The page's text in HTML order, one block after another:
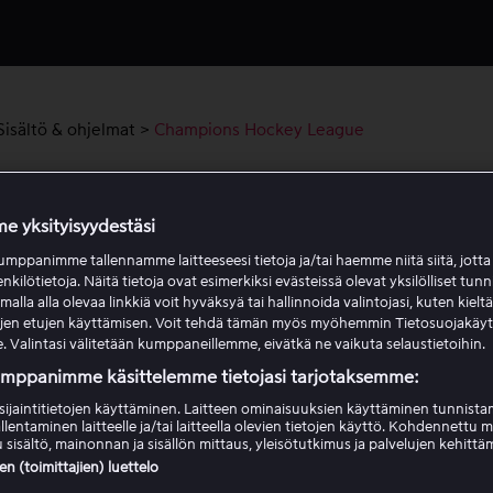
& ohjelmat > Champions Hockey League
vihdoin täällä! Viaplayn kautta näet kaikki kauden aikana
lukien suomalaisjoukkueiden ottelut. Näytämme
29. elokuuta 2025 alkaen, aina maaliskuussa 2026
finaaliin asti.
kannustamaan Ilvestä, Lukkoa ja KalPaa!
paketin tarvitsen CHL:n seuraamiseen?
yksityisyydestäsi
tallennamme laitteeseesi tietoja ja/tai haemme niitä siitä,
Näitä tietoja ovat esimerkiksi evästeissä olevat yksilölliset
alla olevaa linkkiä voit hyväksyä tai hallinnoida valintojasi, kuten
etujen käyttämisen. Voit tehdä tämän myös myöhemmin
Valintasi välitetään kumppaneillemme, eivätkä ne vaikuta selaustietoihin.
käsittelemme tietojasi tarjotaksemme:
käyttäminen. Laitteen ominaisuuksien käyttäminen
laitteelle ja/tai laitteella olevien tietojen käyttö. Kohdennettu
sisältö, mainonnan ja sisällön mittaus, yleisötutkimus ja palvelujen
(toimittajien) luettelo